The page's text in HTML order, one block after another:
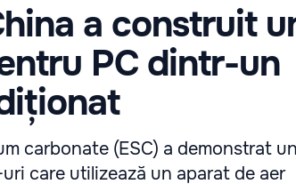
a construit
PC dintr-un
carbonate (ESC) a demonstrat un
care utilizează un aparat de aer